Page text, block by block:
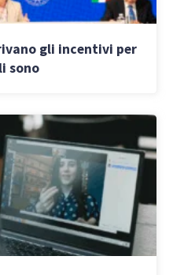
gli incentivi per
sono